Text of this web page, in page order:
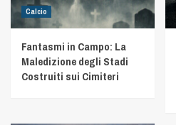
Calcio
Fantasmi in Campo: La
Maledizione degli Stadi
Costruiti sui Cimiteri